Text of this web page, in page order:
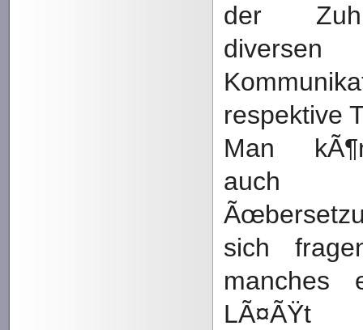
der
respektive
Man
auch
sich
manches
LÃ¤ÃŸt